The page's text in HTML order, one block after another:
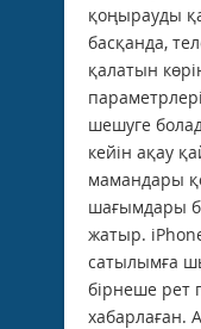
қоңырауды
басқанда,
қалатын
шешуге
кейін ақау
мамандары
шағымдары
жатыр.
сатылымға
бірнеше рет
хабарлаған.